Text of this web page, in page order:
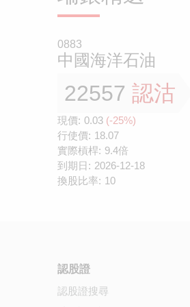
0883
中國海洋石油
22557 認沽
現價: 0.03 (-25%)
行使價: 18.07
實際槓桿: 9.4倍
到期日: 2026-12-18
換股比率: 10
認股證
認股證搜尋